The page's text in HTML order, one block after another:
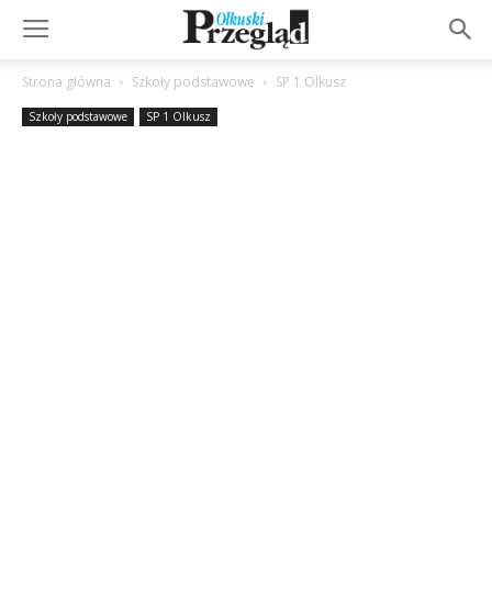
Strona główna Szkoły podstawowe SP 1 Olkusz
Szkoły podstawowe SP 1 Olkusz